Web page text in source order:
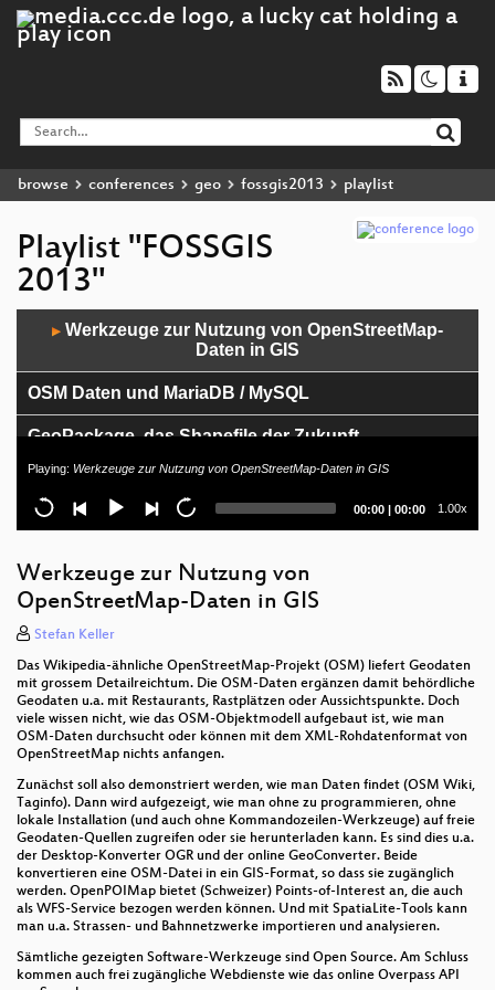
browse conferences geo fossgis2013 playlist
Playlist "FOSSGIS
2013"
Player▶ Werkzeuge zur Nutzung von OpenStreetMap-
Daten in GIS
OSM Daten und MariaDB / MySQL
GeoPackage, das Shapefile der Zukunft
Wer ist der Boss bei OpenStreetMap?
Kollaboration um ein Open-Source generisches
OSGeo-Live rocks!
Das OpenStreetMap-Datenmodell
Datenqualität von OSM in der Schweiz
Open Standards, Open Source, Open Data: Zuviel
des Guten?
Offene Standards und Freie Software –
Zusammenspiel, Entwicklungen, Unterschiede
Abschlussveranstaltung
OpenTopoMap
3D-Landschaftsmodelle aus OSM und SRTM
„Open“ im postgradualen Fernlehre-Kontext
Playing: Werkzeuge zur Nutzung von OpenStreetMap-Daten in GIS
Current
00:00 | Total
00:00 1.00x
Werkzeuge zur Nutzung von
OpenStreetMap-Daten in GIS
Stefan Keller
Das Wikipedia-ähnliche OpenStreetMap-Projekt (OSM) liefert Geodaten
mit grossem Detailreichtum. Die OSM-Daten ergänzen damit behördliche
Geodaten u.a. mit Restaurants, Rastplätzen oder Aussichtspunkte. Doch
viele wissen nicht, wie das OSM-Objektmodell aufgebaut ist, wie man
OSM-Daten durchsucht oder können mit dem XML-Rohdatenformat von
OpenStreetMap nichts anfangen.
Zunächst soll also demonstriert werden, wie man Daten findet (OSM Wiki,
Taginfo). Dann wird aufgezeigt, wie man ohne zu programmieren, ohne
lokale Installation (und auch ohne Kommandozeilen-Werkzeuge) auf freie
Geodaten-Quellen zugreifen oder sie herunterladen kann. Es sind dies u.a.
der Desktop-Konverter OGR und der online GeoConverter. Beide
konvertieren eine OSM-Datei in ein GIS-Format, so dass sie zugänglich
werden. OpenPOIMap bietet (Schweizer) Points-of-Interest an, die auch
als WFS-Service bezogen werden können. Und mit SpatiaLite-Tools kann
man u.a. Strassen- und Bahnnetzwerke importieren und analysieren.
Sämtliche gezeigten Software-Werkzeuge sind Open Source. Am Schluss
kommen auch frei zugängliche Webdienste wie das online Overpass API